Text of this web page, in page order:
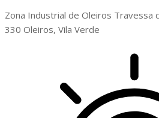
Zona Industrial de Oleiros Travessa
330 Oleiros, Vila Verde